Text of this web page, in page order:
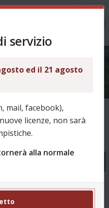
2026/27
servizio
ed il 21 agosto
mail, facebook),
licenze, non sarà
alla normale